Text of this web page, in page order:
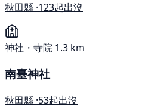
秋田縣 ·123起出沒
神社・寺院 1.3 km
南臺神社
秋田縣 ·53起出沒